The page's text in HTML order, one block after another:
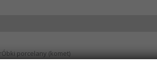
porcelany (komet)